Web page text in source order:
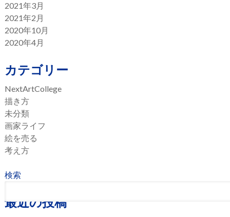
2021年3月
2021年2月
2020年10月
2020年4月
カテゴリー
NextArtCollege
描き方
未分類
画家ライフ
絵を売る
考え方
検索
最近の投稿